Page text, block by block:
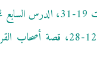
سورة يس الآيات 12-28، قصة